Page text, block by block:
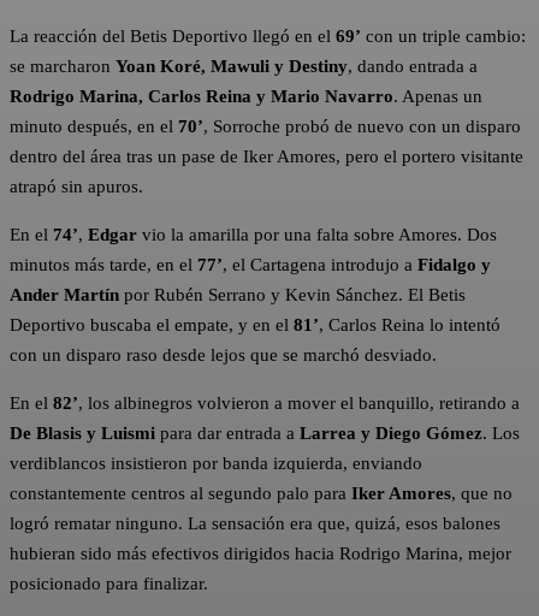
La reacción del Betis Deportivo llegó en el 69’ con un triple cambio:
se marcharon Yoan Koré, Mawuli y Destiny, dando entrada a
Rodrigo Marina, Carlos Reina y Mario Navarro. Apenas un
minuto después, en el 70’, Sorroche probó de nuevo con un disparo
dentro del área tras un pase de Iker Amores, pero el portero visitante
atrapó sin apuros.
En el 74’, Edgar vio la amarilla por una falta sobre Amores. Dos
minutos más tarde, en el 77’, el Cartagena introdujo a Fidalgo y
Ander Martín por Rubén Serrano y Kevin Sánchez. El Betis
Deportivo buscaba el empate, y en el 81’, Carlos Reina lo intentó
con un disparo raso desde lejos que se marchó desviado.
En el 82’, los albinegros volvieron a mover el banquillo, retirando a
De Blasis y Luismi para dar entrada a Larrea y Diego Gómez. Los
verdiblancos insistieron por banda izquierda, enviando
constantemente centros al segundo palo para Iker Amores, que no
logró rematar ninguno. La sensación era que, quizá, esos balones
hubieran sido más efectivos dirigidos hacia Rodrigo Marina, mejor
posicionado para finalizar.